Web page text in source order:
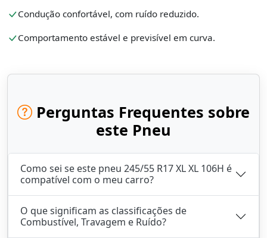
Condução confortável, com ruído reduzido.
Comportamento estável e previsível em curva.
Perguntas Frequentes sobre
este Pneu
Como sei se este pneu 245/55 R17 XL XL 106H é
compatível com o meu carro?
O que significam as classificações de
Combustível, Travagem e Ruído?